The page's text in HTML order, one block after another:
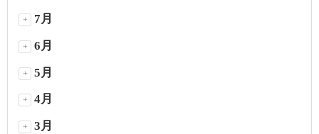
+ 7月
+ 6月
+ 5月
+ 4月
+ 3月